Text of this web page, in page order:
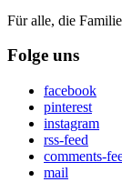
Für alle, die
Folge uns
facebook
pinterest
instagram
rss-feed
comments-
mail